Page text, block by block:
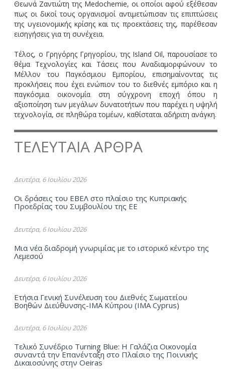
Θεωνά Ζαντιώτη της Medochemie, οι οποίοι αφού εξέθεσαν
πως οι δικοί τους οργανισμοί αντιμετώπισαν τις επιπτώσεις
της υγειονομικής κρίσης και τις προεκτάσεις της, παρέθεσαν
εισηγήσεις για τη συνέχεια.
Τέλος, ο Γρηγόρης Γρηγορίου, της Island Oil, παρουσίασε το
θέμα Τεχνολογίες και Τάσεις που Αναδιαμορφώνουν το
Μέλλον του Παγκόσμιου Εμπορίου, επισημαίνοντας τις
προκλήσεις που έχει ενώπιον του το διεθνές εμπόριο και η
παγκόσμια οικονομία στη σύγχρονη εποχή όπου η
αξιοποίηση των μεγάλων δυνατοτήτων που παρέχει η υψηλή
τεχνολογία, σε πληθώρα τομέων, καθίσταται αδήριτη ανάγκη.
ΤΕΛΕΥΤΑΙΑ ΑΡΘΡΑ
Δευτέρα, 6 Ιουλίου 2026
Οι δράσεις του ΕΒΕΛ στο πλαίσιο της Κυπριακής
Προεδρίας του Συμβουλίου της ΕΕ
Δευτέρα, 6 Ιουλίου 2026
Μια νέα διαδρομή γνωριμίας με το ιστορικό κέντρο της
Λεμεσού
Δευτέρα, 6 Ιουλίου 2026
Ετήσια Γενική Συνέλευση του Διεθνές Σωματείου
Βοηθών Διεύθυνσης-ΙΜΑ Kύπρου (ΙΜΑ Cyprus)
Δευτέρα, 6 Ιουλίου 2026
Τελικό Συνέδριο Turning Blue: Η Γαλάζια Οικονομία
συναντά την Επανένταξη στο Πλαίσιο της Ποινικής
Δικαιοσύνης στην Oeiras